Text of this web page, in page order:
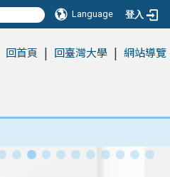
Language 登入
回首頁 | 回臺灣大學 | 網站導覽